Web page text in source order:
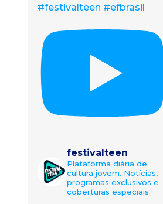
#festivalteen #efbrasil
festivalteen
Plataforma diária de
cultura jovem. Notícias,
programas exclusivos e
coberturas especiais.